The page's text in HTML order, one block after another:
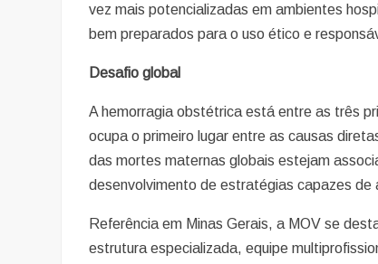
vez mais potencializadas em ambientes
bem preparados para o uso ético e
Desafio global
A hemorragia obstétrica está entre as três
ocupa o primeiro lugar entre as causas
das mortes maternas globais estejam
desenvolvimento de estratégias capazes
Referência em Minas Gerais, a MOV se
estrutura especializada, equipe